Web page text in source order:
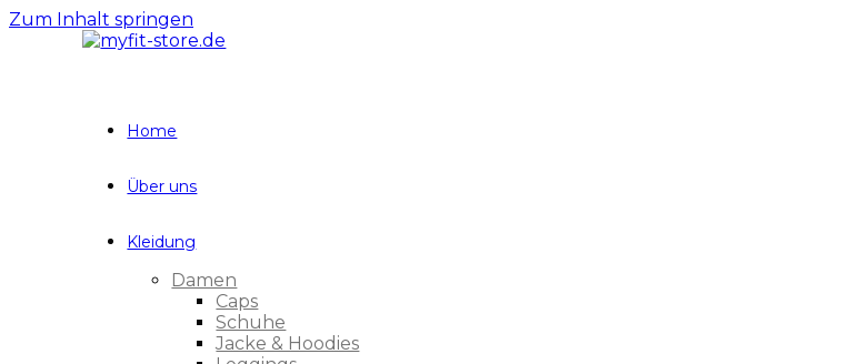
Zum Inhalt springen
Home
Über uns
Kleidung
Damen
Caps
Schuhe
Jacke & Hoodies